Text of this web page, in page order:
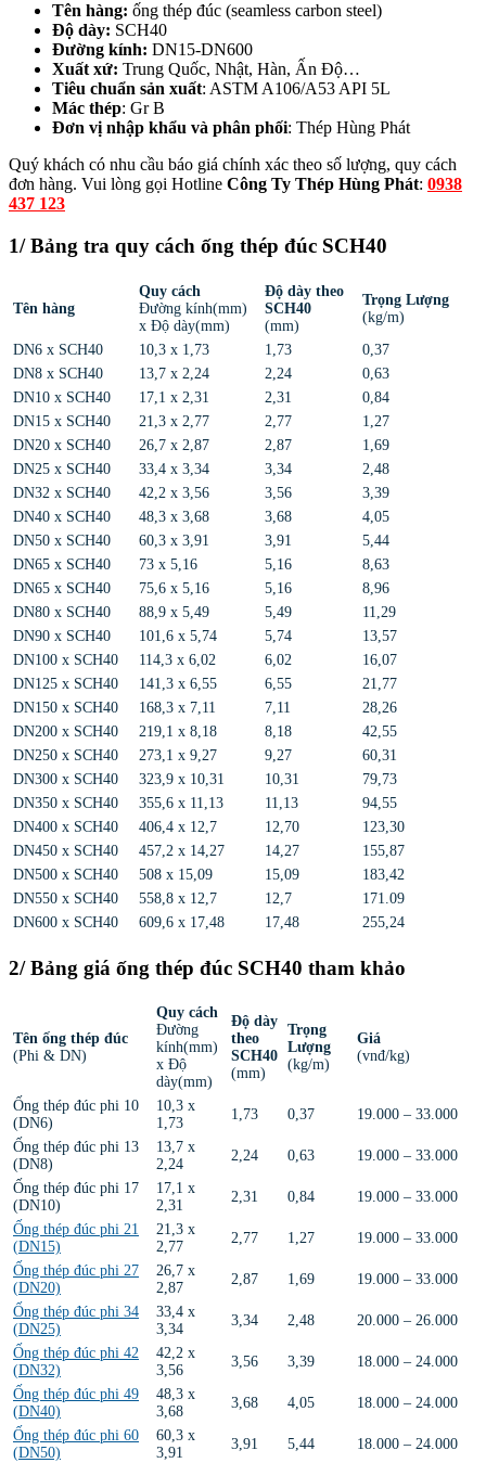
Tên hàng: ống thép đúc (seamless carbon steel)
Độ dày: SCH40
Đường kính: DN15-DN600
Xuất xứ: Trung Quốc, Nhật, Hàn, Ấn Độ…
Tiêu chuẩn sản xuất: ASTM A106/A53 API 5L
Mác thép: Gr B
Đơn vị nhập khẩu và phân phối: Thép Hùng Phát
Quý khách có nhu cầu báo giá chính xác theo số lượng, quy cách
đơn hàng. Vui lòng gọi Hotline Công Ty Thép Hùng Phát: 0938
437 123
1/ Bảng tra quy cách ống thép đúc SCH40
Tên hàng
Quy cách
Đường kính(mm)
x Độ dày(mm)
Độ dày theo
SCH40
(mm)
Trọng Lượng
(kg/m)
DN6 x SCH40
10,3 x 1,73 1,73
0,37
DN8 x SCH40
13,7 x 2,24 2,24
0,63
DN10 x SCH40
17,1 x 2,31 2,31
0,84
DN15 x SCH40
21,3 x 2,77 2,77
1,27
DN20 x SCH40
26,7 x 2,87 2,87
1,69
DN25 x SCH40
33,4 x 3,34 3,34
2,48
DN32 x SCH40
42,2 x 3,56 3,56
3,39
DN40 x SCH40
48,3 x 3,68 3,68
4,05
DN50 x SCH40
60,3 x 3,91 3,91
5,44
DN65 x SCH40
73 x 5,16 5,16
8,63
DN65 x SCH40
75,6 x 5,16 5,16
8,96
DN80 x SCH40
88,9 x 5,49 5,49
11,29
DN90 x SCH40
101,6 x 5,74 5,74
13,57
DN100 x SCH40
114,3 x 6,02 6,02
16,07
DN125 x SCH40
141,3 x 6,55 6,55
21,77
DN150 x SCH40
168,3 x 7,11 7,11
28,26
DN200 x SCH40
219,1 x 8,18 8,18
42,55
DN250 x SCH40
273,1 x 9,27 9,27
60,31
DN300 x SCH40
323,9 x 10,31 10,31
79,73
DN350 x SCH40
355,6 x 11,13 11,13
94,55
DN400 x SCH40
406,4 x 12,7 12,70
123,30
DN450 x SCH40
457,2 x 14,27 14,27
155,87
DN500 x SCH40
508 x 15,09 15,09
183,42
DN550 x SCH40
558,8 x 12,7 12,7
171.09
DN600 x SCH40
609,6 x 17,48 17,48 255,24
2/ Bảng giá ống thép đúc SCH40 tham khảo
Tên ống thép đúc
(Phi & DN)
Quy cách
Đường
kính(mm)
x Độ
dày(mm)
Độ dày
theo
SCH40
(mm)
Trọng
Lượng
(kg/m)
Giá
(vnđ/kg)
Ống thép đúc phi 10
(DN6)
10,3 x
1,73
1,73 0,37
19.000 – 33.000
Ống thép đúc phi 13
(DN8)
13,7 x
2,24
2,24 0,63
19.000 – 33.000
Ống thép đúc phi 17
(DN10)
17,1 x
2,31
2,31 0,84
19.000 – 33.000
Ống thép đúc phi 21
(DN15)
21,3 x
2,77
2,77 1,27
19.000 – 33.000
Ống thép đúc phi 27
(DN20)
26,7 x
2,87
2,87 1,69
19.000 – 33.000
Ống thép đúc phi 34
(DN25)
33,4 x
3,34
3,34 2,48
20.000 – 26.000
Ống thép đúc phi 42
(DN32)
42,2 x
3,56
3,56 3,39
18.000 – 24.000
Ống thép đúc phi 49
(DN40)
48,3 x
3,68
3,68 4,05
18.000 – 24.000
Ống thép đúc phi 60
(DN50)
60,3 x
3,91
3,91 5,44
18.000 – 24.000